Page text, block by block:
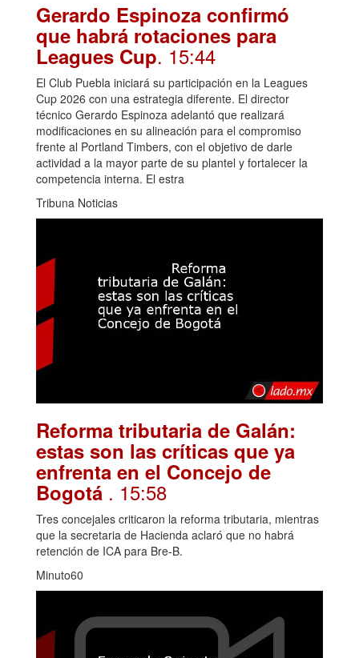
Gerardo Espinoza confirmó
que habrá rotaciones para
Leagues Cup. 15:44
El Club Puebla iniciará su participación en la Leagues
Cup 2026 con una estrategia diferente. El director
técnico Gerardo Espinoza adelantó que realizará
modificaciones en su alineación para el compromiso
frente al Portland Timbers, con el objetivo de darle
actividad a la mayor parte de su plantel y fortalecer la
competencia interna. El estra
Tribuna Noticias
Reforma tributaria de Galán:
estas son las críticas que ya
enfrenta en el Concejo de
Bogotá . 15:58
Tres concejales criticaron la reforma tributaria, mientras
que la secretaria de Hacienda aclaró que no habrá
retención de ICA para Bre-B.
Minuto60